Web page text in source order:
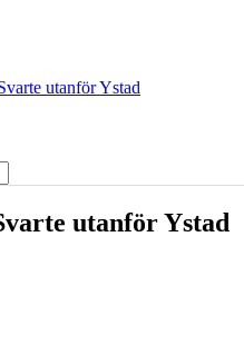
utanför Ystad
utanför Ystad